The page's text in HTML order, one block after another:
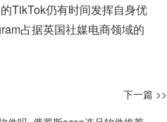
TikTok仍有时间发挥自身优
占据英国社媒电商领域的
下一篇 >>